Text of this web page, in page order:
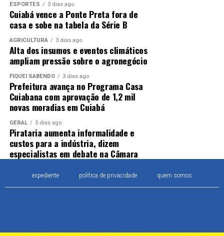
ESPORTES 3 dias ago
Cuiabá vence a Ponte Preta fora de
casa e sobe na tabela da Série B
AGRICULTURA 3 dias ago
Alta dos insumos e eventos climáticos
ampliam pressão sobre o agronegócio
FIQUEI SABENDO 3 dias ago
Prefeitura avança no Programa Casa
Cuiabana com aprovação de 1,2 mil
novas moradias em Cuiabá
GERAL 3 dias ago
Pirataria aumenta informalidade e
custos para a indústria, dizem
especialistas em debate na Câmara
expediente política de privacidade quem somos